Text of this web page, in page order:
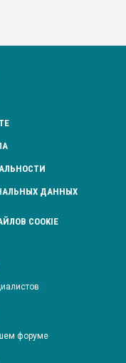
ДАННЫХ
COOKIE
форуме